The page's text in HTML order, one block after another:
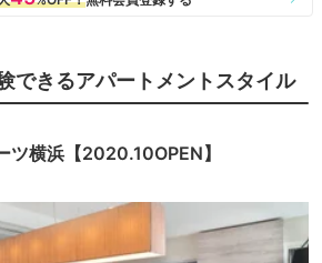
できるアパートメントスタイル
ツ横浜【2020.10OPEN】